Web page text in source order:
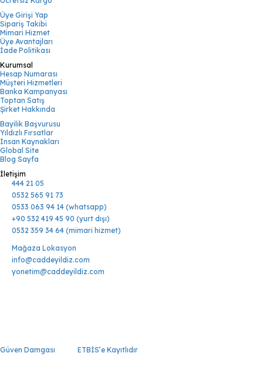
Üye Girişi Yap
Sipariş Takibi
Mimari Hizmet
Üye Avantajları
İade Politikası
Kurumsal
Hesap Numarası
Müşteri Hizmetleri
Banka Kampanyası
Toptan Satış
Şirket Hakkında
Bayilik Başvurusu
Yıldızlı Fırsatlar
İnsan Kaynakları
Global Site
Blog Sayfa
İletişim
444 21 05
0532 565 91 73
0533 063 94 14 (whatsapp)
+90 532 419 45 90 (yurt dışı)
0532 359 34 64 (mimari hizmet)
Mağaza Lokasyon
info@caddeyildiz.com
yonetim@caddeyildiz.com
Güven Damgası ETBİS’e Kayıtlıdır